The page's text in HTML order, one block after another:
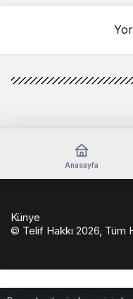
Anasayfa
Künye
© Telif Hakkı 2026, Tüm
giriş
casinoport
verabet